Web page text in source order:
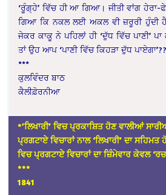
‘ਰੂੰਗ੍ਹੇ’ ਵਿੱਚ ਹੀ ਆ ਗਿਆ। ਜੀਤੀ ਵਾਂਗ ਹੇਰਾ-
ਗਿਆ ਕਿ ਨਕਲ ਲਈ ਅਕਲ ਵੀ ਜ਼ਰੂਰੀ ਹੁੰਦੀ
ਜੇਕਰ ਕਾਕੂ ਨੇ ਪਹਿਲਾਂ ਹੀ ‘ਦੁੱਧ ਵਿੱਚ ਪਾਣੀ’
ਤਾਂ ਉਹ ਆਪ ‘ਪਾਣੀ ਵਿੱਚ ਕਿਹੜਾ ਦੁੱਧ ਪਾਏਗਾ’??
***
ਕੁਲਵਿੰਦਰ ਬਾਠ
ਕੈਲੀਫ਼ੋਰਨੀਆ
*’ਲਿਖਾਰੀ’ ਵਿਚ ਪ੍ਰਕਾਸ਼ਿਤ ਹੋਣ ਵਾਲੀਆਂ
ਪ੍ਰਗਟਾਏ ਵਿਚਾਰਾਂ ਨਾਲ ‘ਲਿਖਾਰੀ’ ਦਾ
ਵਿਚ ਪ੍ਰਗਟਾਏ ਵਿਚਾਰਾਂ ਦਾ ਜ਼ਿੰਮੇਵਾਰ ਕੇਵਲ
***
1841